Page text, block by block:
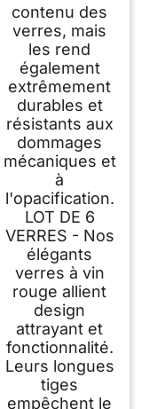
contenu des
verres, mais
les rend
également
extrêmement
durables et
résistants aux
dommages
mécaniques et
à
l'opacification.
LOT DE 6
VERRES - Nos
élégants
verres à vin
rouge allient
design
attrayant et
fonctionnalité.
Leurs longues
tiges
empêchent le